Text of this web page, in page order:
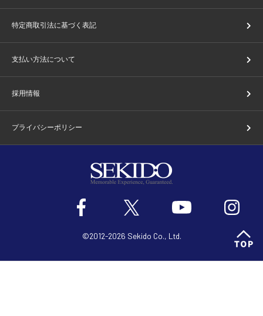
特定商取引法に基づく表記
支払い方法について
採用情報
プライバシーポリシー
©2012-2026 Sekido Co., Ltd.